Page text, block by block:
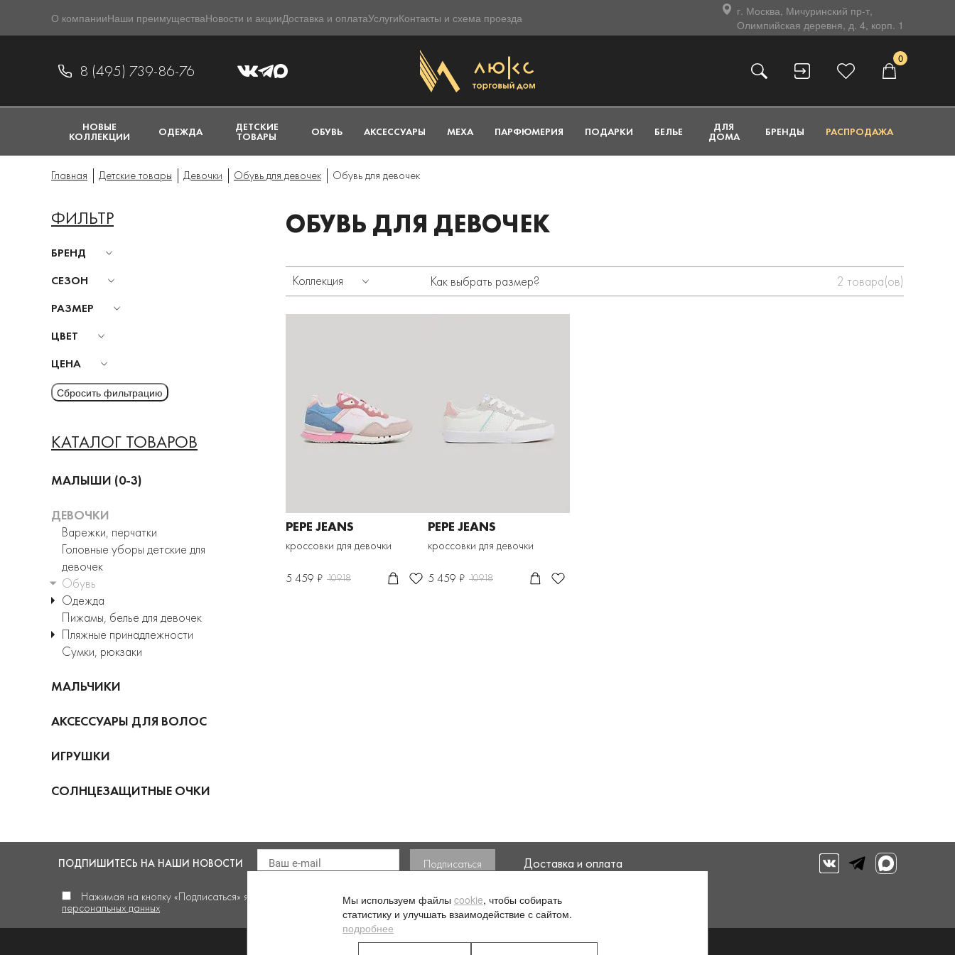
О компанииНаши преимуществаНовости и акцииДоставка и оплатаУслугиКонтакты и схема проезда
г. Москва, Мичуринский пр-т,
Олимпийская деревня, д. 4, корп. 1
8 (495) 739-86-76
0
НОВЫЕ
КОЛЛЕКЦИИ ОДЕЖДА ДЕТСКИЕ
ТОВАРЫ ОБУВЬ АКСЕССУАРЫ МЕХА ПАРФЮМЕРИЯ ПОДАРКИ БЕЛЬЕ ДЛЯ
ДОМА БРЕНДЫ РАСПРОДАЖА
Главная Детские товары Девочки Обувь для девочек Обувь для девочек
ФИЛЬТР
БРЕНД
СЕЗОН
РАЗМЕР
ЦВЕТ
ЦЕНА
КАТАЛОГ ТОВАРОВ
МАЛЫШИ (0-3)
ДЕВОЧКИ
Варежки, перчатки
Головные уборы детские для
девочек
Обувь
Одежда
Пижамы, белье для девочек
Пляжные принадлежности
Сумки, рюкзаки
МАЛЬЧИКИ
АКСЕССУАРЫ ДЛЯ ВОЛОС
ИГРУШКИ
СОЛНЦЕЗАЩИТНЫЕ ОЧКИ
ОБУВЬ ДЛЯ ДЕВОЧЕК
Коллекция Как выбрать размер? 2 товара(ов)
PEPE JEANS
кроссовки для девочки
5 459 ₽ 10918
PEPE JEANS
кроссовки для девочки
5 459 ₽ 10918
ПОДПИШИТЕСЬ НА НАШИ НОВОСТИ
Нажимая на кнопку «Подписаться» я даю своё согласие на обработку моих
персональных данных
Доставка и оплата
Мы используем файлы cookie, чтобы собирать
статистику и улучшать взаимодействие с сайтом.
подробнее